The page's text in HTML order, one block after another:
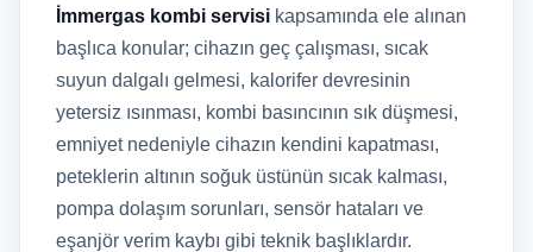
İmmergas kombi servisi kapsamında ele alınan
başlıca konular; cihazın geç çalışması, sıcak
suyun dalgalı gelmesi, kalorifer devresinin
yetersiz ısınması, kombi basıncının sık düşmesi,
emniyet nedeniyle cihazın kendini kapatması,
peteklerin altının soğuk üstünün sıcak kalması,
pompa dolaşım sorunları, sensör hataları ve
eşanjör verim kaybı gibi teknik başlıklardır.